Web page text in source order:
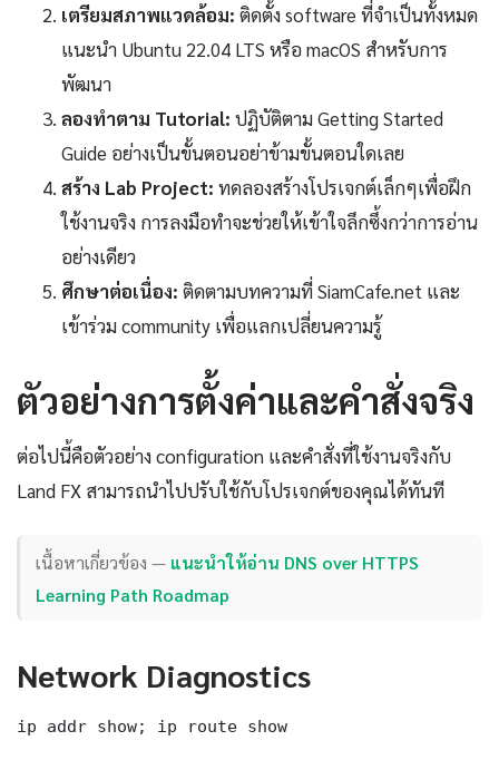
เตรียมสภาพแวดล้อม: ติดตั้ง software ที่จำเป็นทั้งหมด
แนะนำ Ubuntu 22.04 LTS หรือ macOS สำหรับการ
พัฒนา
ลองทำตาม Tutorial: ปฏิบัติตาม Getting Started
Guide อย่างเป็นขั้นตอนอย่าข้ามขั้นตอนใดเลย
สร้าง Lab Project: ทดลองสร้างโปรเจกต์เล็กๆเพื่อฝึก
ใช้งานจริง การลงมือทำจะช่วยให้เข้าใจลึกซึ้งกว่าการอ่าน
อย่างเดียว
ศึกษาต่อเนื่อง: ติดตามบทความที่ SiamCafe.net และ
เข้าร่วม community เพื่อแลกเปลี่ยนความรู้
ตัวอย่างการตั้งค่าและคำสั่งจริง
ต่อไปนี้คือตัวอย่าง configuration และคำสั่งที่ใช้งานจริงกับ
Land FX สามารถนำไปปรับใช้กับโปรเจกต์ของคุณได้ทันที
เนื้อหาเกี่ยวข้อง — แนะนำให้อ่าน DNS over HTTPS
Learning Path Roadmap
Network Diagnostics
ip addr show; ip route show